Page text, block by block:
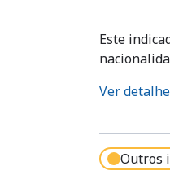
Este
Ver
Outros